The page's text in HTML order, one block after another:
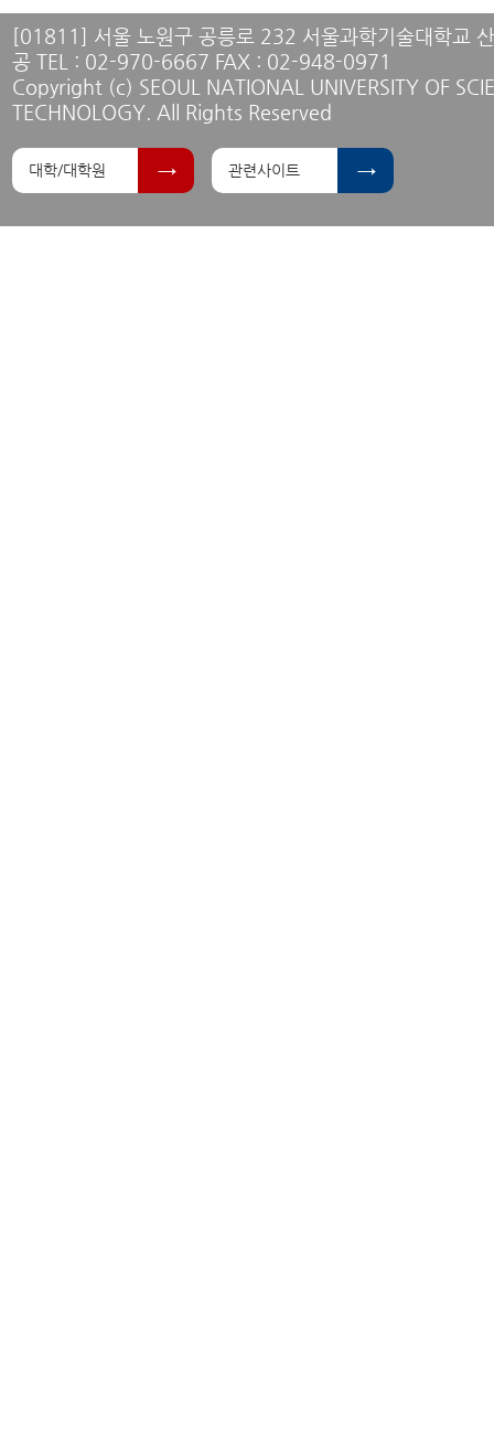
[01811] 서울 노원구 공릉로 232 서울과학기술대학교
공 TEL : 02-970-6667 FAX : 02-948-0971
Copyright (c) SEOUL NATIONAL UNIVERSITY OF
TECHNOLOGY. All Rights Reserved
대학/대학원 관련사이트